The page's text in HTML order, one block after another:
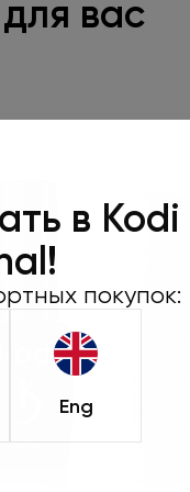
в Kodi
покупок:
Eng
вас